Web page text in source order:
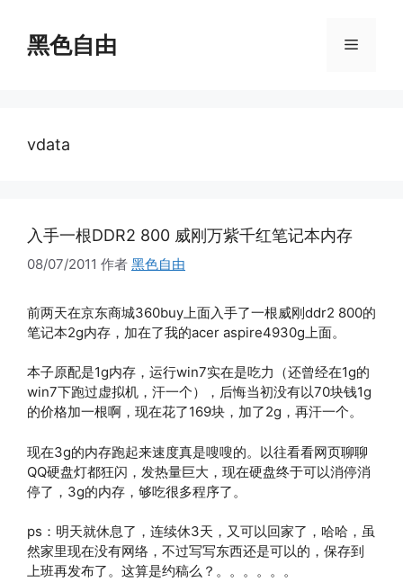
黑色自由 菜
vdata
入手一根DDR2 800 威刚万紫千红笔记本内存
08/07/2011 作者 黑色自由
前两天在京东商城360buy上面入手了一根威刚ddr2 800的
笔记本2g内存，加在了我的acer aspire4930g上面。
本子原配是1g内存，运行win7实在是吃力（还曾经在1g的
win7下跑过虚拟机，汗一个），后悔当初没有以70块钱1g
的价格加一根啊，现在花了169块，加了2g，再汗一个。
现在3g的内存跑起来速度真是嗖嗖的。以往看看网页聊聊
QQ硬盘灯都狂闪，发热量巨大，现在硬盘终于可以消停消
停了，3g的内存，够吃很多程序了。
ps：明天就休息了，连续休3天，又可以回家了，哈哈，虽
然家里现在没有网络，不过写写东西还是可以的，保存到
上班再发布了。这算是约稿么？。。。。。。